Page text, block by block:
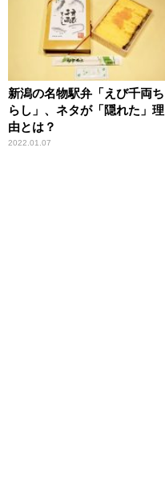
新潟の名物駅弁「えび千両ち
らし」、ネタが「隠れた」理
由とは？
2022.01.07